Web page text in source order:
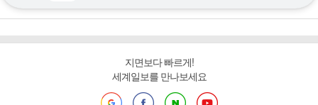
지면보다 빠르게!
세계일보를 만나보세요